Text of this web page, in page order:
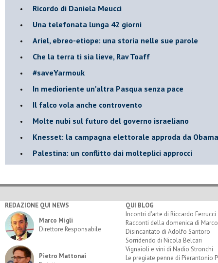
Ricordo di Daniela Meucci
​Una telefonata lunga 42 giorni
​Ariel, ebreo-etiope: una storia nelle sue parole
Che la terra ti sia lieve, Rav Toaff
​#saveYarmouk
​In medioriente un'altra Pasqua senza pace
​Il falco vola anche controvento
Molte nubi sul futuro del governo israeliano
Knesset: la campagna elettorale approda da Obama
Palestina: un conflitto dai molteplici approcci
REDAZIONE QUI NEWS
Marco Migli
Direttore Responsabile
Pietro Mattonai
QUI BLOG
Incontri d'arte di Riccardo Ferrucci
Racconti della domenica di
Disincantato di Adolfo Santoro
Sorridendo di Nicola Belcari
Vignaioli e vini di Nadio Stronchi
Le pregiate penne di Pierantonio